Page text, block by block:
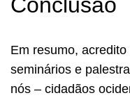
Em resumo,
seminários e
nós – cidadãos